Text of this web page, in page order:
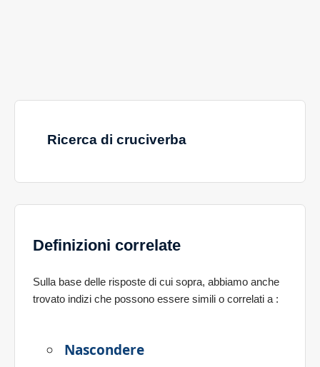
Ricerca di cruciverba
Definizioni correlate
Sulla base delle risposte di cui sopra, abbiamo anche
trovato indizi che possono essere simili o correlati a :
Nascondere